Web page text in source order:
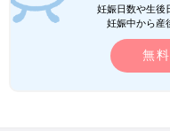
妊娠日数や生後
妊娠中から産
無